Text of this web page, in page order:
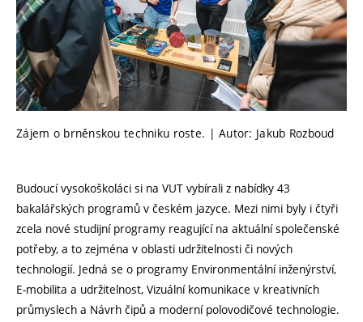
Zájem o brněnskou techniku roste. | Autor: Jakub Rozboud
Budoucí vysokoškoláci si na VUT vybírali z nabídky 43
bakalářských programů v českém jazyce. Mezi nimi byly i čtyři
zcela nové studijní programy reagující na aktuální společenské
potřeby, a to zejména v oblasti udržitelnosti či nových
technologií. Jedná se o programy Environmentální inženýrství,
E-mobilita a udržitelnost, Vizuální komunikace v kreativních
průmyslech a Návrh čipů a moderní polovodičové technologie.